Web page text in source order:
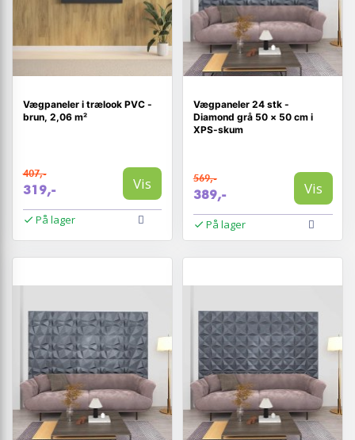
Vægpaneler i trælook PVC -
brun, 2,06 m²
407,-
319,- Vis
På lager
Vægpaneler 24 stk -
Diamond grå 50 × 50 cm i
XPS-skum
569,-
389,- Vis
På lager